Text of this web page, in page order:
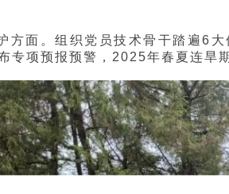
方面。组织党员技术骨干踏遍6
专项预报预警，2025年春夏连旱